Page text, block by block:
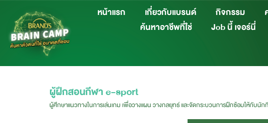
หน้าแรก เกี่ยวกับแบรนด์ กิจกรรม
ค้นหาอาชีพที่ใช่
Job นี้ เจอร์นี่
ผู้ฝึกสอนกีฬา e-sport
ผู้ศึกษาแนวทางในการเล่นเกม เพื่อวางแผน วางกลยุทธ์ และจัดกระบวนการฝึกซ้อมให้กับนัก